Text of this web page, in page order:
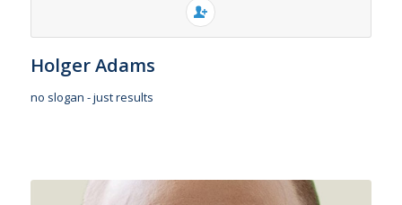
Holger Adams
no slogan - just results